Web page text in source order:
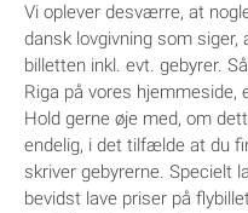
Vi oplever desværre, at
dansk lovgivning som
billetten inkl. evt. gebyrer.
Riga på vores hjemmeside,
Hold gerne øje med, om
endelig, i det tilfælde at du
skriver gebyrerne. Specielt
bevidst lave priser på